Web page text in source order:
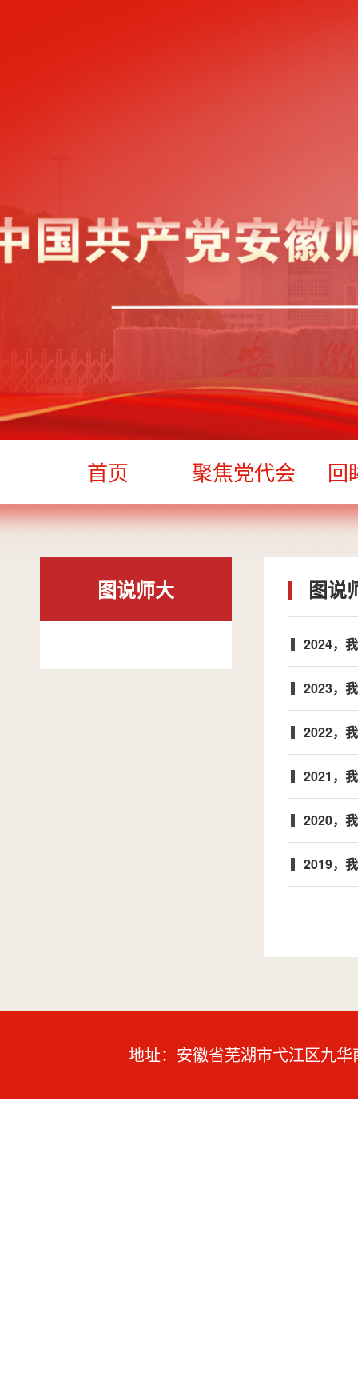
首页 聚焦党代会 回
图说师大 图说
2024，
2023，
2022，
2021，
2020，
2019，
地址：安徽省芜湖市弋江